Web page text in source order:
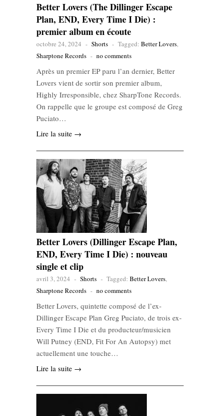
Better Lovers (The Dillinger Escape
Plan, END, Every Time I Die) :
premier album en écoute
octobre 24, 2024 - Shorts - Tagged: Better Lovers,
Sharptone Records - no comments
Après un premier EP paru l’an dernier, Better
Lovers vient de sortir son premier album,
Highly Irresponsible, chez SharpTone Records.
On rappelle que le groupe est composé de Greg
Puciato…
Lire la suite →
Better Lovers (Dillinger Escape Plan,
END, Every Time I Die) : nouveau
single et clip
avril 3, 2024 - Shorts - Tagged: Better Lovers,
Sharptone Records - no comments
Better Lovers, quintette composé de l’ex-
Dillinger Escape Plan Greg Puciato, de trois ex-
Every Time I Die et du producteur/musicien
Will Putney (END, Fit For An Autopsy) met
actuellement une touche…
Lire la suite →